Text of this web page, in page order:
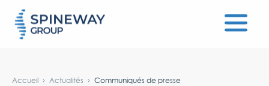
Accueil Actualités Communiqués de presse